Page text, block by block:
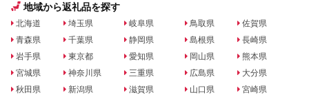
地域から返礼品を探す
北海道
青森県
岩手県
宮城県
秋田県
埼玉県
千葉県
東京都
神奈川県
新潟県
岐阜県
静岡県
愛知県
三重県
滋賀県
鳥取県
島根県
岡山県
広島県
山口県
佐賀県
長崎県
熊本県
大分県
宮崎県